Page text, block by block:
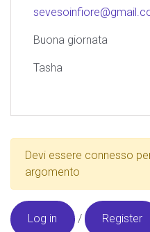
Buona giornata
Tasha
Devi essere connesso
argomento
Log in / Register